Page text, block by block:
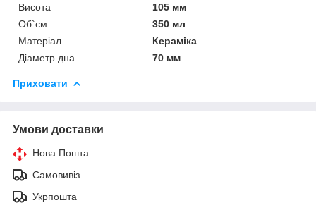
Висота
105 мм
Об`єм
350 мл
Матеріал
Кераміка
Діаметр дна
70 мм
Приховати
Умови доставки
Нова Пошта
Самовивіз
Укрпошта